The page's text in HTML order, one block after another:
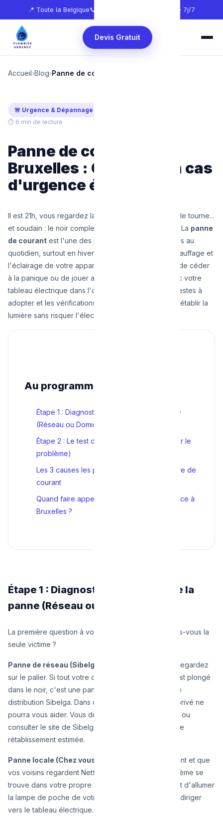
📍 Toute la Belgique📞 🕐 24h/24 — 7j/7
Devis Gratuit
Accueil›Blog›Panne de courant en urgence
🚨 Urgence & Dépannage
⏱ 6 min de lecture
Panne de courant à
Bruxelles : Que faire en cas
d'urgence électrique ?
Il est 21h, vous regardez la télévision, le lave-vaisselle tourne...
et soudain : le noir complet ! Plus rien ne fonctionne. La panne
de courant est l'une des pannes les plus stressantes au
quotidien, surtout en hiver quand elle paralyse le chauffage et
l'éclairage de votre appartement à Bruxelles. Avant de céder
à la panique ou de jouer aux apprentis sorciers avec votre
tableau électrique dans l'obscurité, voici les bons gestes à
adopter et les vérifications de sécurité à faire pour rétablir la
lumière sans risquer l'électrocution.
Au programme
Étape 1 : Diagnostiquer l'origine de la panne
(Réseau ou Domicile ?)
Étape 2 : Le test du tableau électrique (Isoler le
problème)
Les 3 causes les plus fréquentes de coupure de
courant
Quand faire appel à un électricien en urgence à
Bruxelles ?
Étape 1 : Diagnostiquer l'origine de la
panne (Réseau ou Domicile ?)
La première question à vous poser est cruciale : êtes-vous la
seule victime ?
Panne de réseau (Sibelga) :
Ouvrez la fenêtre ou regardez
sur le palier. Si tout votre quartier à Jette ou Evere est plongé
dans le noir, c'est une panne générale du réseau de
distribution Sibelga. Dans ce cas, aucun électricien privé ne
pourra vous aider. Vous devez simplement patienter ou
consulter le site de Sibelga pour connaître l'heure de
rétablissement estimée.
Panne locale (Chez vous) :
Si les lampadaires brillent et que
vos voisins regardent Netflix tranquillement, le problème se
trouve dans votre propre habitation. C'est le moment d'allumer
la lampe de poche de votre smartphone et de vous diriger
vers le tableau électrique.